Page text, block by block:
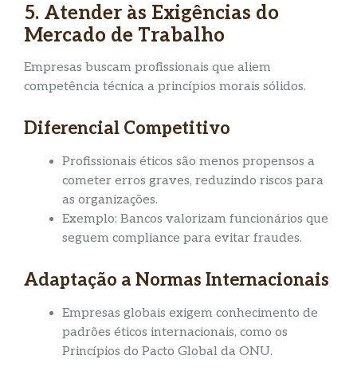
5. Atender às Exigências do
Mercado de Trabalho
Empresas buscam profissionais que aliem
competência técnica a princípios morais sólidos.
Diferencial Competitivo
Profissionais éticos são menos propensos a
cometer erros graves, reduzindo riscos para
as organizações.
Exemplo: Bancos valorizam funcionários que
seguem compliance para evitar fraudes.
Adaptação a Normas Internacionais
Empresas globais exigem conhecimento de
padrões éticos internacionais, como os
Princípios do Pacto Global da ONU.